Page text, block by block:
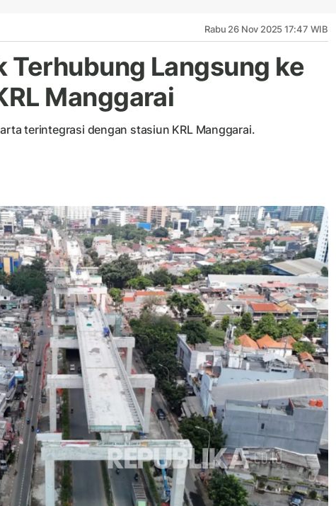
Rabu 26 Nov 2025 17:47 WIB
Terhubung Langsung ke
Manggarai
terintegrasi dengan stasiun KRL Manggarai.